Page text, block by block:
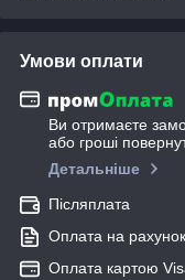
Умови оплати
Ви отримаєте
або гроші
Детальніше
Післяплата
Оплата на рахунок
Оплата картою